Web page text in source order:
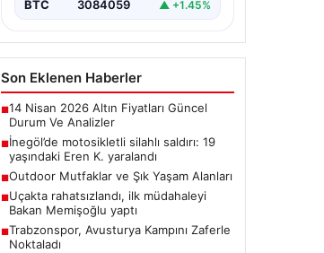
BTC 3084059 ▲ +1.45%
Son Eklenen Haberler
■14 Nisan 2026 Altın Fiyatları Güncel
Durum Ve Analizler
■İnegöl’de motosikletli silahlı saldırı: 19
yaşındaki Eren K. yaralandı
■Outdoor Mutfaklar ve Şık Yaşam Alanları
■Uçakta rahatsızlandı, ilk müdahaleyi
Bakan Memişoğlu yaptı
■Trabzonspor, Avusturya Kampını Zaferle
Noktaladı